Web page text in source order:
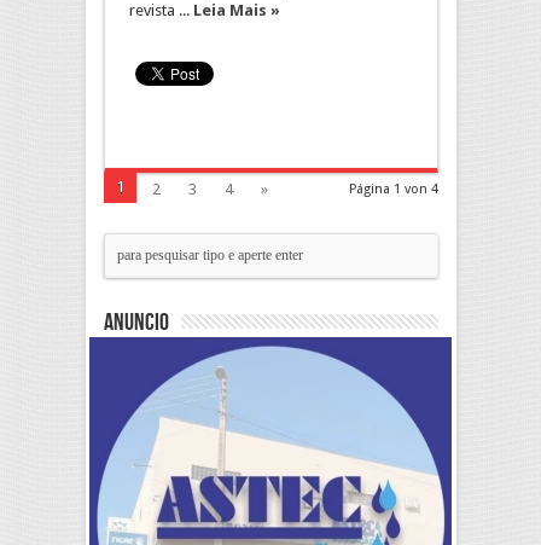
revista ... Leia Mais »
Página 1 von 4
1 2 3 4 »
Anuncio